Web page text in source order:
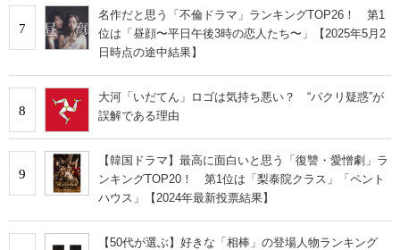
7
名作だと思う「不倫ドラマ」ランキングTOP26！ 第1
位は「昼顔〜平日午後3時の恋人たち〜」【2025年5月2
日時点の途中結果】
8
大河「いだてん」ロゴは気持ち悪い？ “パクリ疑惑”が
誤解である理由
9
【韓国ドラマ】最高に面白いと思う「復讐・愛憎劇」ラ
ンキングTOP20！ 第1位は「梨泰院クラス」「ペント
ハウス」【2024年最新投票結果】
【50代が選ぶ】好きな「相棒」の登場人物ランキング